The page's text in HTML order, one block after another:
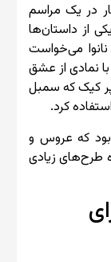
برای اولین بار در یک مراسم
از داستان‌ها
می‌خواست
نمادی از عشق
کیک که سمبل
کرد.
که عروس و
طرح‌های زیادی